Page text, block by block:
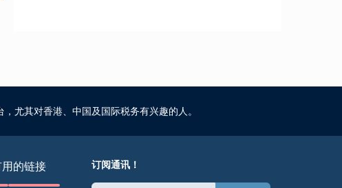
尤其对香港、中国及国际税务有兴趣的人。
的链接 订阅通讯！